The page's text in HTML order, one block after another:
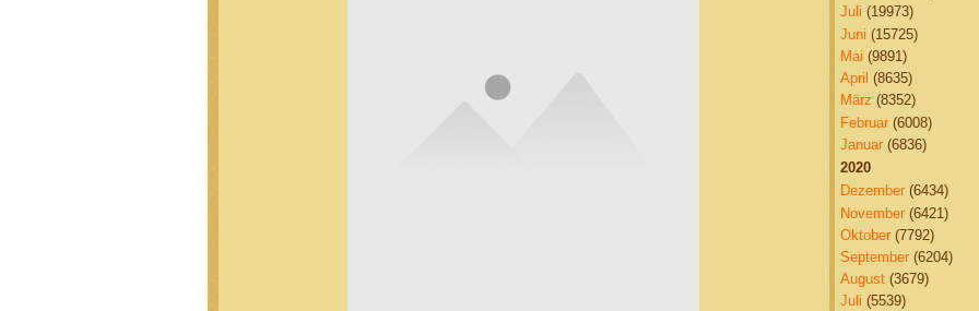
Juli (19973)
Juni (15725)
Mai (9891)
April (8635)
März (8352)
Februar(6008)
Januar(6836)
2020
Dezember(6434)
November(6421)
Oktober(7792)
September(6204)
August(3679)
Juli (5539)